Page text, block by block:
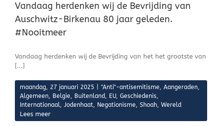
Vandaag herdenken wij de Bevrijding van
Auschwitz-Birkenau 80 jaar geleden.
#Nooitmeer
Vandaag herdenken wij de Bevrijding van het het grootste van
[...]
maandag, 27 januari 2025 "Anti"-antisemitisme, Aangeraden,
Algemeen, Belgie, Buitenland, EU, Geschiedenis,
Internationaal, Jodenhaat, Negationisme, Shoah, Wereld
Lees meer